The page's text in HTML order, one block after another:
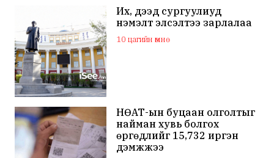
Их, дээд сургуулиуд
нэмэлт элсэлтээ зарлалаа
10 цагийн өмнө
НӨАТ-ын буцаан олголтыг
найман хувь болгох
өргөдлийг 15,732 иргэн
дэмжжээ